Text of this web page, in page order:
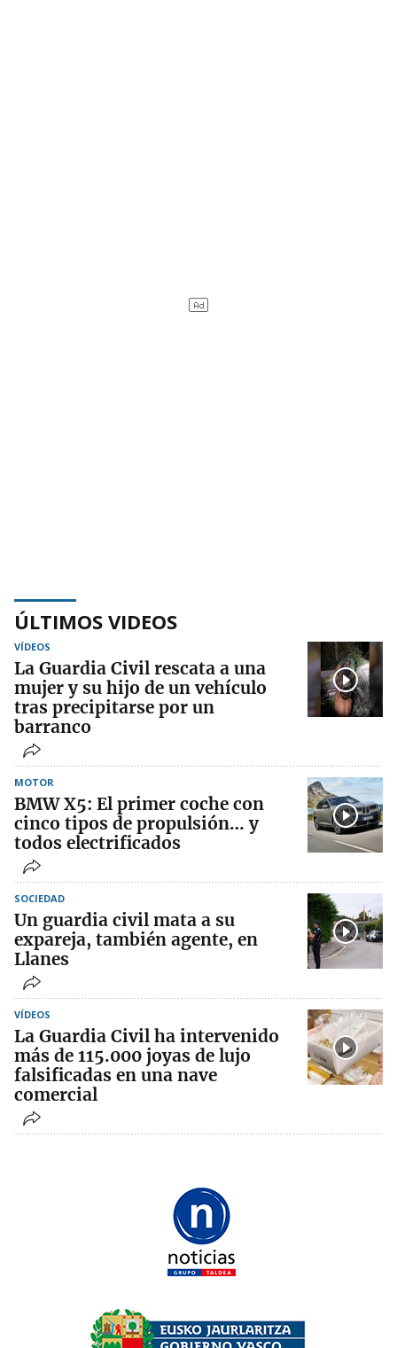
ÚLTIMOS VIDEOS
VÍDEOS
La Guardia Civil rescata a una
mujer y su hijo de un vehículo
tras precipitarse por un
barranco
MOTOR
BMW X5: El primer coche con
cinco tipos de propulsión… y
todos electrificados
SOCIEDAD
Un guardia civil mata a su
expareja, también agente, en
Llanes
VÍDEOS
La Guardia Civil ha intervenido
más de 115.000 joyas de lujo
falsificadas en una nave
comercial